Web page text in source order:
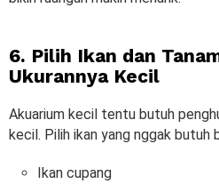
6. Pilih Ikan dan
Ukurannya Kecil
Akuarium kecil tentu butuh
kecil. Pilih ikan yang nggak butuh
Ikan cupang